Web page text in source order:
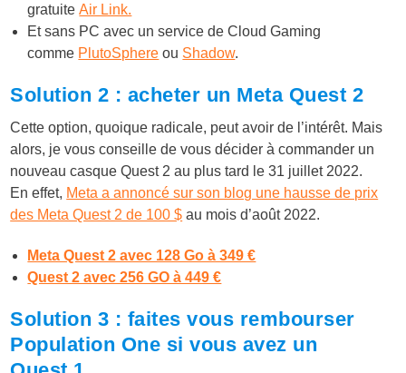
gratuiteAir Link.
Et sans PC avec un service de Cloud Gaming
comme PlutoSphere ou Shadow.
Solution 2 : acheter un Meta Quest 2
Cette option, quoique radicale, peut avoir de l’intérêt. Mais
alors, je vous conseille de vous décider à commander un
nouveau casque Quest 2 au plus tard le 31 juillet 2022.
En effet, Meta a annoncé sur son blog une hausse de prix
des Meta Quest 2 de 100 $ au mois d’août 2022.
Meta Quest 2 avec 128 Go à 349 €
Quest 2 avec 256 GO à 449 €
Solution 3 : faites vous rembourser
Population One si vous avez un